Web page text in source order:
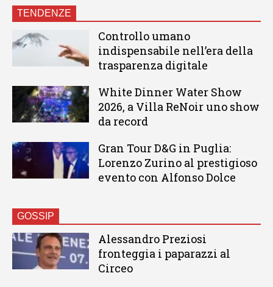
TENDENZE
Controllo umano
indispensabile nell’era della
trasparenza digitale
White Dinner Water Show
2026, a Villa ReNoir uno show
da record
Gran Tour D&G in Puglia:
Lorenzo Zurino al prestigioso
evento con Alfonso Dolce
GOSSIP
Alessandro Preziosi
fronteggia i paparazzi al
Circeo